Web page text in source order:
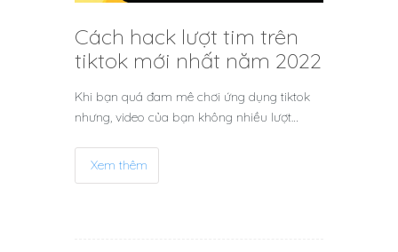
Cách hack lượt tim trên
tiktok mới nhất năm 2022
Khi bạn quá đam mê chơi ứng dụng tiktok
nhưng, video của bạn không nhiều lượt…
Xem thêm